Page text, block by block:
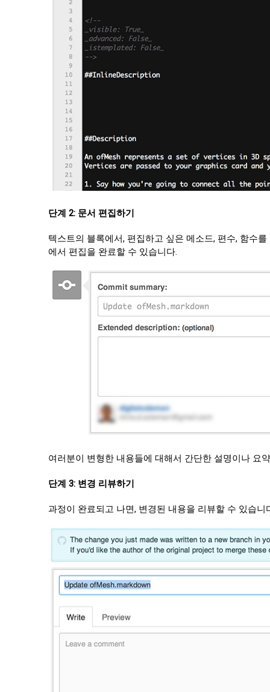
단계 2: 문서 편집하기
텍스트의 블록에서, 편집하고 싶은 메소드, 편수, 함수
에서 편집을 완료할 수 있습니다.
여러분이 변형한 내용들에 대해서 간단한 설명이나 요
단계 3: 변경 리뷰하기
과정이 완료되고 나면, 변경된 내용을 리뷰할 수 있습니